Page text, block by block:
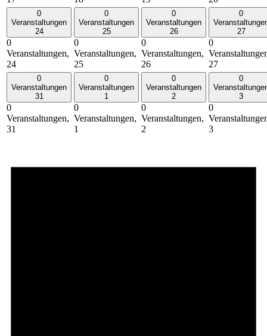
0
Veranstaltungen
24
0
Veranstaltungen,
24
0
Veranstaltungen
25
0
Veranstaltungen,
25
0
Veranstaltungen
26
0
Veranstaltungen,
26
0
27
0
27
0
Veranstaltungen
31
0
Veranstaltungen,
31
0
Veranstaltungen
1
0
Veranstaltungen,
1
0
Veranstaltungen
2
0
Veranstaltungen,
2
0
3
0
3